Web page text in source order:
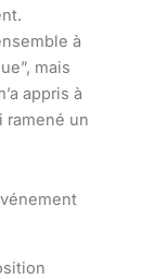
à
mais
appris à
ramené un